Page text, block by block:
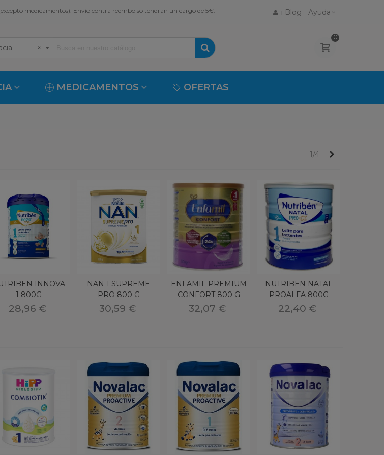
medicamentos). Envío contra reembolso tendrán un cargo de 5€. Blog Ayuda
×
0
MEDICAMENTOS OFERTAS
1/4
INNOVA
1 800G
28,96 €
NAN 1 SUPREME
PRO 800 G
30,59 €
ENFAMIL PREMIUM
CONFORT 800 G
32,07 €
NUTRIBEN NATAL
PROALFA 800G
22,40 €